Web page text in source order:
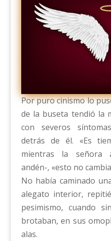
Por puro cinismo lo
de la buseta tendió la
con severos
detrás de él. «Es
mientras la señora
andén-, «esto no
No había caminado
alegato interior,
pesimismo, cuando
brotaban, en sus
alas.